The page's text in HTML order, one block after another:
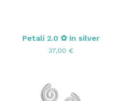
Petali 2.0 ✿ in silver
37,00 €